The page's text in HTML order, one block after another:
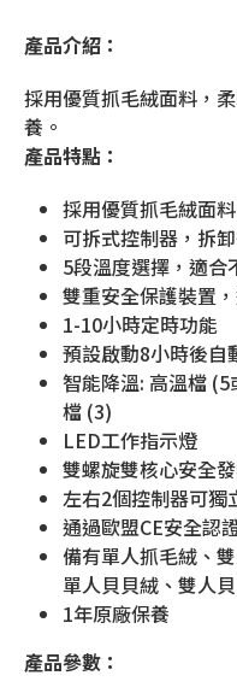
產品介紹：
採用優質抓毛絨面料，
養。
產品特點：
採用優質抓毛絨面
可拆式控制器，拆
5段溫度選擇，適合
雙重安全保護裝置
1-10小時定時功能
預設啟動8小時後自
智能降溫: 高溫檔
檔 (3)
LED工作指示燈
雙螺旋雙核心安全
左右2個控制器可獨
通過歐盟CE安全認
備有單人抓毛絨、
單人貝貝絨、雙人
1年原廠保養
產品參數：